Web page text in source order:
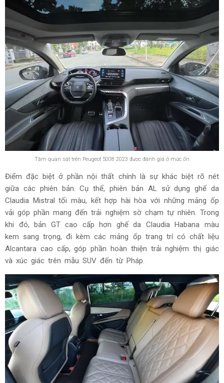
Tầm quan sát trên Peugeot 5008 2023 được đánh giá ở mức ổn
Điểm đặc biệt ở phần nội thất chính là sự khác biệt rõ nét
giữa các phiên bản. Cụ thể, phiên bản AL sử dụng ghế da
Claudia Mistral tối màu, kết hợp hài hòa với những mảng ốp
vải góp phần mang đến trải nghiệm sờ chạm tự nhiên. Trong
khi đó, bản GT cao cấp hơn ghế da Claudia Habana màu
kem sang trọng, đi kèm các mảng ốp trang trí có chất liệu
Alcantara cao cấp, góp phần hoàn thiện trải nghiệm thị giác
và xúc giác trên mẫu SUV đến từ Pháp.